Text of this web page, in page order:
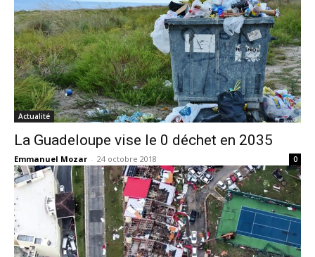
Actualité
La Guadeloupe vise le 0 déchet en 2035
Emmanuel Mozar - 24 octobre 2018 0